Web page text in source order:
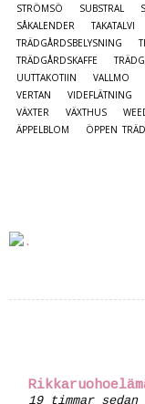
STRÖMSÖ
SUBSTRAL
SÅKALENDER
TAKATALVI
TRÄDGÅRDSBELYSNING
TRÄDGÅRDSKAFFE
UUTTAKOTIIN
VALLMO
VERTAN
VIDEFLÄTNING
VÄXTER
VÄXTHUS
ÄPPELBLOM
ÖPPEN
19 timmar sedan